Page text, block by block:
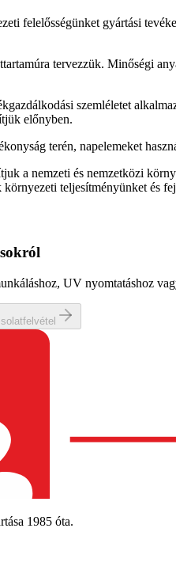
felelősségünket gyártási
tervezzük. Minőségi
szemléletet
előnyben.
terén, napelemeket
a nemzeti és nemzetközi
teljesítményünket és
UV nyomtatáshoz
1985 óta.